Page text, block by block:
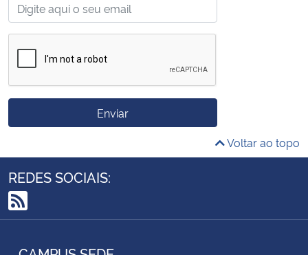
Enviar
Voltar ao topo
REDES SOCIAIS:
RSS